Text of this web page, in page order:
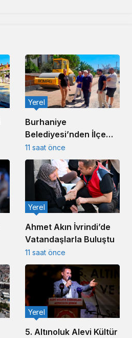
Burhaniye
Belediyesi’nden İlçe
Genelinde Kapsamlı Yol
Yapım ve Onarım
Çalışması
Yerel
11 saat önce
Ahmet Akın İvrindi’de
Vatandaşlarla Buluştu
Yerel
11 saat önce
5. Altınoluk Alevi Kültür
Yerel